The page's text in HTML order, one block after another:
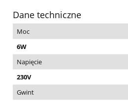
Dane techniczne
Moc
6W
Napięcie
230V
Gwint